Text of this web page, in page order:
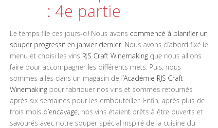
: 4e partie
Le temps file ces jours-ci! Nous avons commencé à planifier un
souper progressif en janvier dernier . Nous avons d’abord fixé le
menu et choisi les vins RJS Craft Winemaking que nous allions
faire pour accompagner les différents mets. Puis, nous
sommes allés dans un magasin de l’Académie RJS Craft
Winemaking pour fabriquer nos vins et sommes retournés
après six semaines pour les embouteiller. Enfin, après plus de
trois mois d’encavage, nos vins étaient prêts à être ouverts et
savourés avec notre souper spécial inspiré de la cuisine du